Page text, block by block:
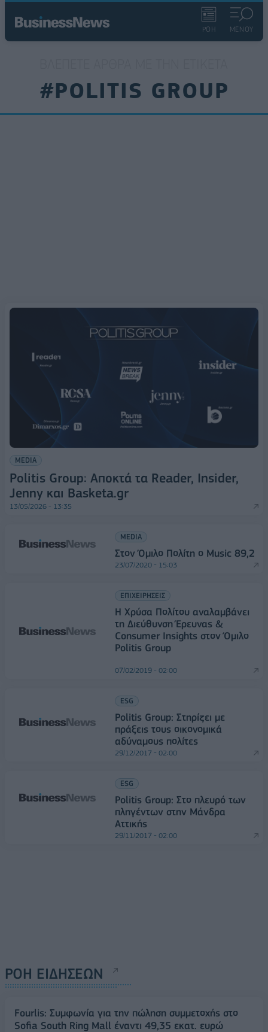
ΡΟΗ ΜΕΝΟΥ
#POLITIS GROUP
MEDIA
Politis Group: Αποκτά τα Reader, Insider,
Jenny και Basketa.gr
13/05/2026 - 13:35
MEDIA
Στον Όμιλο Πολίτη ο Music 89,2
23/07/2020 - 15:03
ΕΠΙΧΕΙΡΗΣΕΙΣ
H Χρύσα Πολίτου αναλαμβάνει
τη Διεύθυνση Έρευνας &
Consumer Insights στον Όμιλο
Politis Group
07/02/2019 - 02:00
ESG
Politis Group: Στηρίζει με
πράξεις τους οικονομικά
αδύναμους πολίτες
29/12/2017 - 02:00
ESG
Politis Group: Στο πλευρό των
πληγέντων στην Μάνδρα
Αττικής
29/11/2017 - 02:00
ΡΟΗ ΕΙΔΗΣΕΩΝ
Fourlis: Συμφωνία για την πώληση συμμετοχής στο
Sofia South Ring Mall έναντι 49,35 εκατ. ευρώ